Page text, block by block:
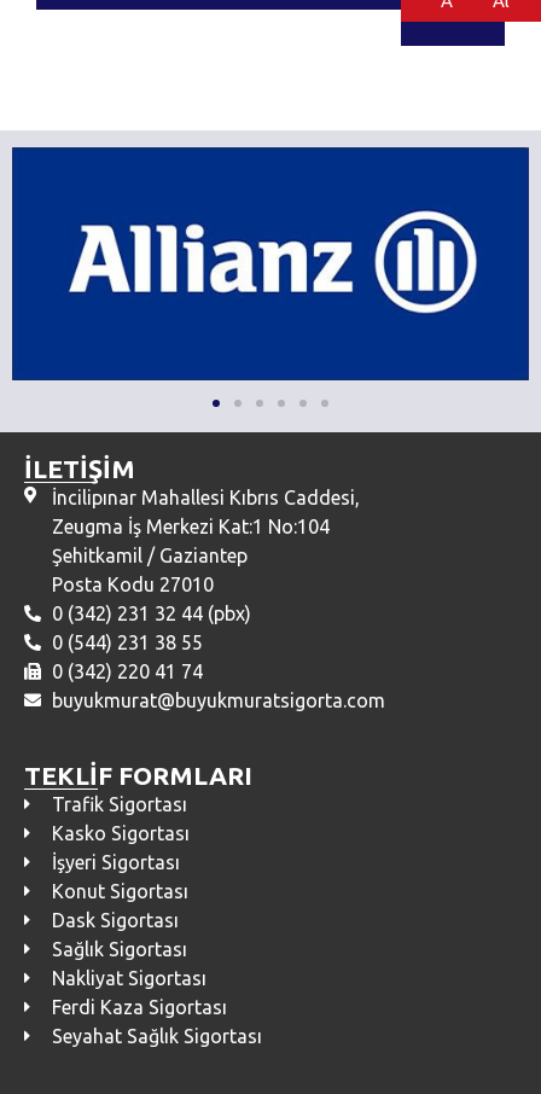
İLETİŞİM
İncilipınar Mahallesi Kıbrıs Caddesi,
Zeugma İş Merkezi Kat:1 No:104
Şehitkamil / Gaziantep
Posta Kodu 27010
0 (342) 231 32 44 (pbx)
0 (544) 231 38 55
0 (342) 220 41 74
buyukmurat@buyukmuratsigorta.com
TEKLİF FORMLARI
Trafik Sigortası
Kasko Sigortası
İşyeri Sigortası
Konut Sigortası
Dask Sigortası
Sağlık Sigortası
Nakliyat Sigortası
Ferdi Kaza Sigortası
Seyahat Sağlık Sigortası